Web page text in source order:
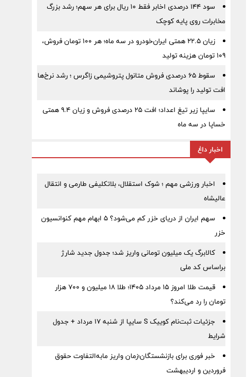
سود ۱۴۴ درصدی اخابر فقط ۱۰ ریال برای هر سهم؛ رشد بزرگ
مخابرات روی پایه کوچک
زیان ۲۲.۵ همتی ایران‌خودرو در سه ماه؛ هر ۱۰۰ تومان فروش،
۱۰۹ تومان هزینه تولید
سقوط ۶۵ درصدی فروش متانول پتروشیمی زاگرس ؛ رشد نرخ‌ها
افت تولید را پوشاند
سایپا زیر تیغ اعداد؛ افت ۲۵ درصدی فروش و زیان ۹.۴ همتی
خساپا در سه ماه
اخبار داغ
اخبار ورزشی مهم ؛ شوک استقلال، بلاتکلیفی طارمی و انتقال
عالیشاه
سهم ایران از دریای خزر کم می‌شود؟ ۵ ابهام مهم کنوانسیون
خزر
کالابرگ یک میلیون تومانی واریز شد؛ جدول جدید شارژ
براساس کد ملی
قیمت طلا امروز ۱۵ مرداد ۱۴۰۵؛ طلا ۱۸ میلیون و ۷۰۰ هزار
تومان را رد می‌کند؟
جزئیات ثبت‌نام کوییک S سایپا از شنبه ۱۷ مرداد + جدول
شرایط
خبر فوری برای بازنشستگان؛زمان واریز مابه‌التفاوت حقوق
فروردین و اردیبهشت